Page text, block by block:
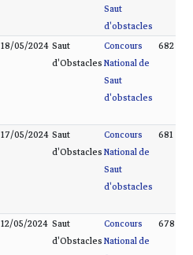
Saut
d'obstacles
682
Concours
National de
Saut
d'obstacles
Saut
d'Obstacles
18/05/2024
681
Concours
National de
Saut
d'obstacles
Saut
d'Obstacles
17/05/2024
678
Concours
National de
Saut
d'Obstacles
12/05/2024